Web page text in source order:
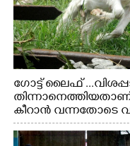
ഗോട്ട് ലൈഫ്
കീറാൻ വന്നതോടെ
വേണ്ടിയായി
നിന്നുള്ള കാഴ്ച